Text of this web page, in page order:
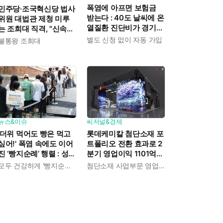
주당·조국혁신당 법사
원 대법관 제청 미루
조희대 직격, "신속한
판 약속도 저버려"
통왕 조희대
폭염에 아프면 보험금
받는다 : 40도 날씨에 온
열질환 진단비가 경기도
민에게 주어진다
별도 신청 없이 자동 가입
스&이슈
위 먹어도 빵은 먹고
어!' 폭염 속에도 이어
‘빵지순례’ 행렬 : 성심
이 대기 손님 위해 준모두 건강하게 '빵지순례' 마치시길.
씨저널&경제
롯데케미칼 첨단소재 포
트폴리오 전환 효과로 2
분기 영업이익 1101억
흑자전환 : 대산·여수 사첨단소재 사업부문 영업이익 1325억 원